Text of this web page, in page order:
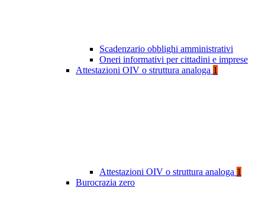
Scadenzario obblighi amministrativi
Oneri informativi per cittadini e imprese
Attestazioni OIV o struttura analoga 1
Attestazioni OIV o struttura analoga 1
Burocrazia zero